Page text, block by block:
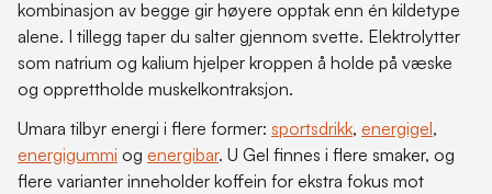
kombinasjon av begge gir høyere opptak enn én kildetype
alene. I tillegg taper du salter gjennom svette. Elektrolytter
som natrium og kalium hjelper kroppen å holde på væske
og opprettholde muskelkontraksjon.
Umara tilbyr energi i flere former: sportsdrikk, energigel,
energigummi og energibar. U Gel finnes i flere smaker, og
flere varianter inneholder koffein for ekstra fokus mot